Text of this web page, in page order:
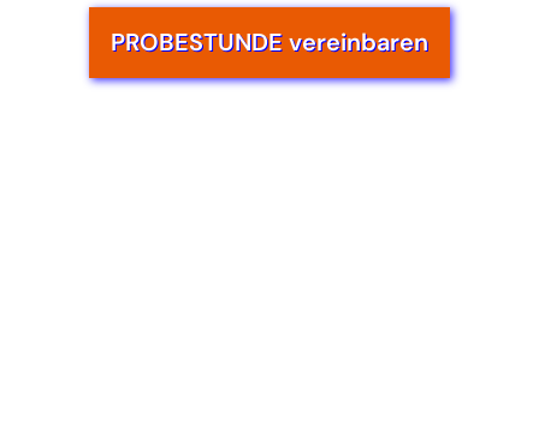
PROBESTUNDE vereinbaren